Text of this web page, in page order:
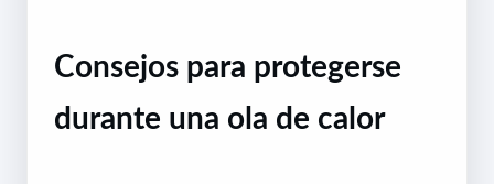
Consejos para protegerse
durante una ola de calor